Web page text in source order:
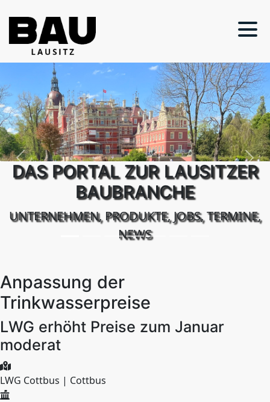
DAS PORTAL ZUR LAUSITZER
BAUBRANCHE
UNTERNEHMEN, PRODUKTE, JOBS, TERMINE,
NEWS
Previous Next
Anpassung der
Trinkwasserpreise
LWG erhöht Preise zum Januar
moderat
LWG Cottbus | Cottbus